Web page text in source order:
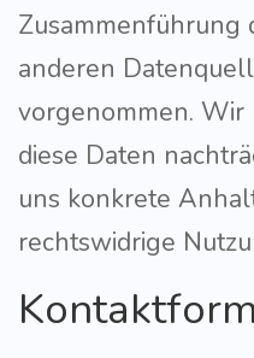
Zusammenführung
anderen
vorgenommen.
diese Daten
uns konkrete
rechtswidrige